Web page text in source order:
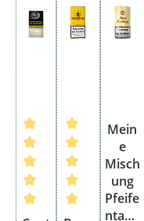
Durchschnittliche
Mein
e
Misch
ung
Pfeife
ntaba